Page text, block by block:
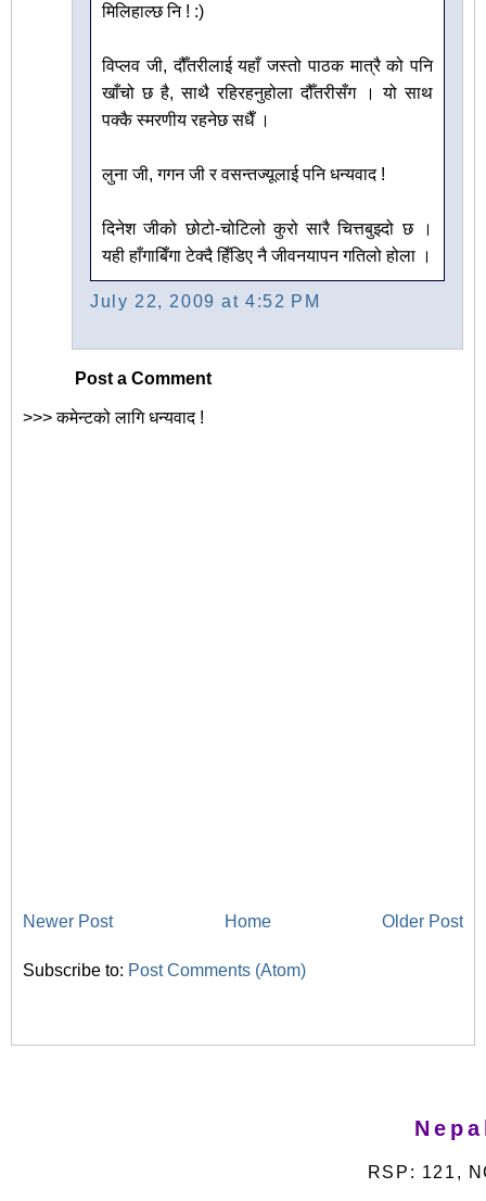
मिलिहाल्छ नि ! :)
विप्लव जी, दौँतरीलाई यहाँ जस्तो पाठक मात्रै को पनि
खाँचो छ है, साथै रहिरहनुहोला दौँतरीसँग । यो साथ
पक्कै स्मरणीय रहनेछ सधैँ ।
लुना जी, गगन जी र वसन्तज्यूलाई पनि धन्यवाद !
दिनेश जीको छोटो-चोटिलो कुरो सारै चित्तबुझ्दो छ ।
यही हाँगाबिँगा टेक्दै हिँडिए नै जीवनयापन गतिलो होला ।
July 22, 2009 at 4:52 PM
Post a Comment
>>> कमेन्टको लागि धन्यवाद !
Newer Post Older Post
Home
Subscribe to: Post Comments (Atom)
RSP: 121,